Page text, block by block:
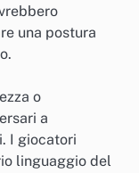
una postura
o
a
I giocatori
linguaggio del